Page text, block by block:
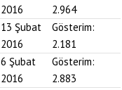
2016
2.964
13 Şubat
2016
Gösterim:
2.181
6 Şubat
2016
Gösterim:
2.883